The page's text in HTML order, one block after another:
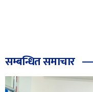
सम्बन्धित समाचार